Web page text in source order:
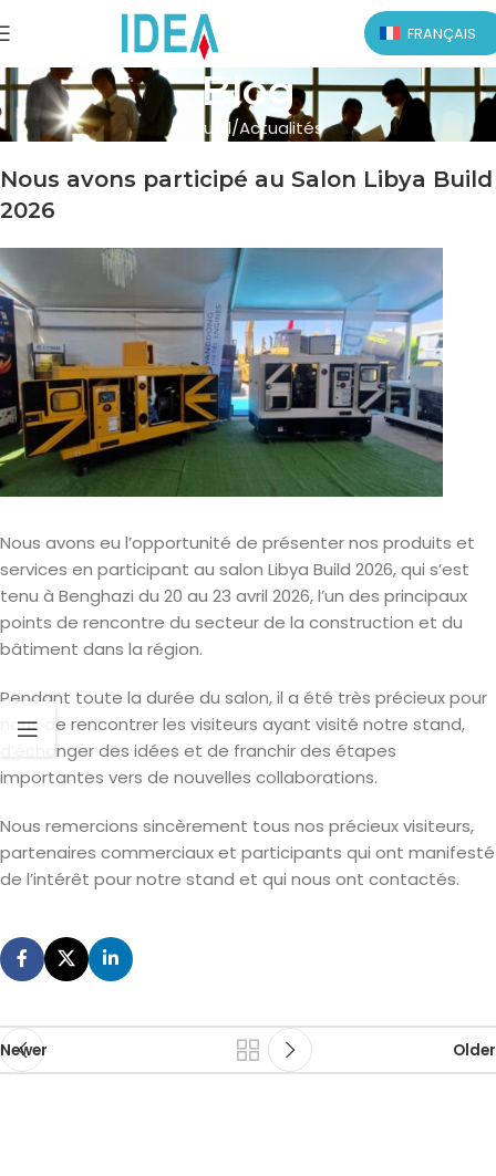
FRANÇAIS
Blog
Accueil Actualités
Nous avons participé au Salon Libya Build
2026
Nous avons eu l’opportunité de présenter nos produits et
services en participant au salon Libya Build 2026, qui s’est
tenu à Benghazi du 20 au 23 avril 2026, l’un des principaux
points de rencontre du secteur de la construction et du
bâtiment dans la région.
Pendant toute la durée du salon, il a été très précieux pour
nous de rencontrer les visiteurs ayant visité notre stand,
d’échanger des idées et de franchir des étapes
importantes vers de nouvelles collaborations.
Nous remercions sincèrement tous nos précieux visiteurs,
partenaires commerciaux et participants qui ont manifesté
de l’intérêt pour notre stand et qui nous ont contactés.
Newer Older